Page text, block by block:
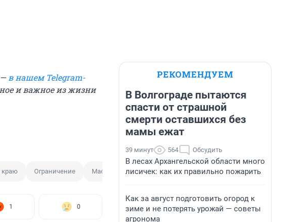
в нашем Telegram-
и важное из жизни
краю Ограничение Массовое мероприятие
1 0
РЕКОМЕНДУЕМ
В Волгограде пытаются
спасти от страшной
смерти оставшихся без
мамы ежат
39 минут 564 Обсудить
В лесах Архангельской области много
лисичек: как их правильно пожарить
Как за август подготовить огород к
зиме и не потерять урожай — советы
агронома